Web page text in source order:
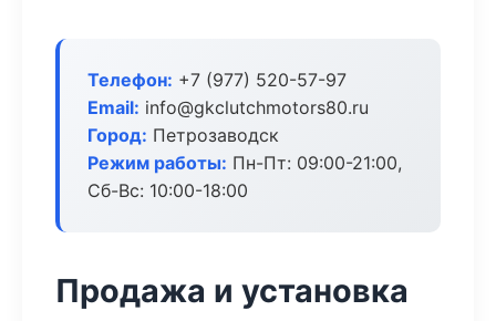
Телефон: +7 (977) 520-57-97
Email: info@gkclutchmotors80.ru
Город: Петрозаводск
Режим работы: Пн-Пт: 09:00-21:00,
Сб-Вс: 10:00-18:00
Продажа и установка